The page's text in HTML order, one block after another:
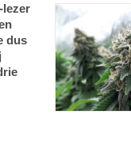
lezer
dus